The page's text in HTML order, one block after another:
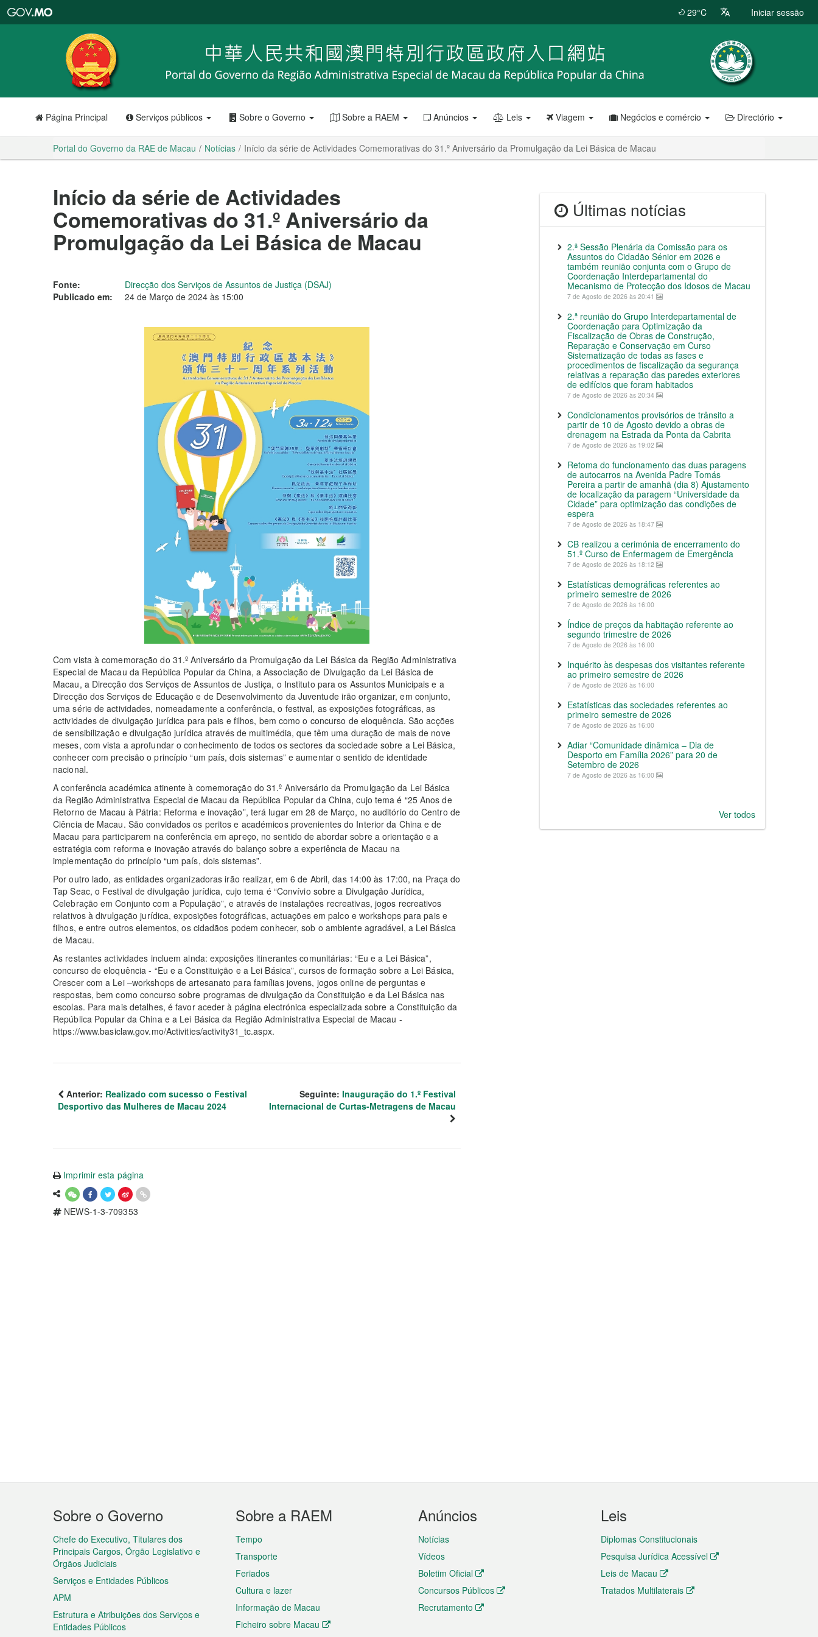
RAE
de
Macau
29°C Iniciar sessão
Página Principal Serviços públicos Sobre o Governo Sobre a RAEM Anúncios Leis Viagem Negócios e comércio Directório
Portal do Governo da RAE de Macau Notícias Início da série de Actividades Comemorativas do 31.º Aniversário da Promulgação da Lei Básica de Macau
Início da série de Actividades
Comemorativas do 31.º Aniversário da
Promulgação da Lei Básica de Macau
Fonte:
Direcção dos Serviços de Assuntos de Justiça (DSAJ)
Publicado em:
24 de Março de 2024 às 15:00
Com vista à comemoração do 31.º Aniversário da Promulgação da Lei Básica da Região Administrativa
Especial de Macau da República Popular da China, a Associação de Divulgação da Lei Básica de
Macau, a Direcção dos Serviços de Assuntos de Justiça, o Instituto para os Assuntos Municipais e a
Direcção dos Serviços de Educação e de Desenvolvimento da Juventude irão organizar, em conjunto,
uma série de actividades, nomeadamente a conferência, o festival, as exposições fotográficas, as
actividades de divulgação jurídica para pais e filhos, bem como o concurso de eloquência. São acções
de sensibilização e divulgação jurídica através de multimédia, que têm uma duração de mais de nove
meses, com vista a aprofundar o conhecimento de todos os sectores da sociedade sobre a Lei Básica,
conhecer com precisão o princípio “um país, dois sistemas” e aumentar o sentido de identidade
nacional.
A conferência académica atinente à comemoração do 31.º Aniversário da Promulgação da Lei Básica
da Região Administrativa Especial de Macau da República Popular da China, cujo tema é “25 Anos de
Retorno de Macau à Pátria: Reforma e inovação”, terá lugar em 28 de Março, no auditório do Centro de
Ciência de Macau. São convidados os peritos e académicos provenientes do Interior da China e de
Macau para participarem na conferência em apreço, no sentido de abordar sobre a orientação e a
estratégia com reforma e inovação através do balanço sobre a experiência de Macau na
implementação do princípio “um país, dois sistemas”.
Por outro lado, as entidades organizadoras irão realizar, em 6 de Abril, das 14:00 às 17:00, na Praça do
Tap Seac, o Festival de divulgação jurídica, cujo tema é “Convívio sobre a Divulgação Jurídica,
Celebração em Conjunto com a População”, e através de instalações recreativas, jogos recreativos
relativos à divulgação jurídica, exposições fotográficas, actuações em palco e workshops para pais e
filhos, e entre outros elementos, os cidadãos podem conhecer, sob o ambiente agradável, a Lei Básica
de Macau.
As restantes actividades incluem ainda: exposições itinerantes comunitárias: “Eu e a Lei Básica”,
concurso de eloquência - “Eu e a Constituição e a Lei Básica”, cursos de formação sobre a Lei Básica,
Crescer com a Lei –workshops de artesanato para famílias jovens, jogos online de perguntas e
respostas, bem como concurso sobre programas de divulgação da Constituição e da Lei Básica nas
escolas. Para mais detalhes, é favor aceder à página electrónica especializada sobre a Constituição da
República Popular da China e a Lei Básica da Região Administrativa Especial de Macau -
https://www.basiclaw.gov.mo/Activities/activity31_tc.aspx.
Anterior: Realizado com sucesso o Festival
Desportivo das Mulheres de Macau 2024
Seguinte: Inauguração do 1.º Festival
Internacional de Curtas-Metragens de Macau
Imprimir esta página
NEWS-1-3-709353
Últimas notícias
2.ª Sessão Plenária da Comissão para os
Assuntos do Cidadão Sénior em 2026 e
também reunião conjunta com o Grupo de
Coordenação Interdepartamental do
Mecanismo de Protecção dos Idosos de Macau
7 de Agosto de 2026 às 20:41
2.ª reunião do Grupo Interdepartamental de
Coordenação para Optimização da
Fiscalização de Obras de Construção,
Reparação e Conservação em Curso
Sistematização de todas as fases e
procedimentos de fiscalização da segurança
relativas a reparação das paredes exteriores
de edifícios que foram habitados
7 de Agosto de 2026 às 20:34
Condicionamentos provisórios de trânsito a
partir de 10 de Agosto devido a obras de
drenagem na Estrada da Ponta da Cabrita
7 de Agosto de 2026 às 19:02
Retoma do funcionamento das duas paragens
de autocarros na Avenida Padre Tomás
Pereira a partir de amanhã (dia 8) Ajustamento
de localização da paragem “Universidade da
Cidade” para optimização das condições de
espera
7 de Agosto de 2026 às 18:47
CB realizou a cerimónia de encerramento do
51.º Curso de Enfermagem de Emergência
7 de Agosto de 2026 às 18:12
Estatísticas demográficas referentes ao
primeiro semestre de 2026
7 de Agosto de 2026 às 16:00
Índice de preços da habitação referente ao
segundo trimestre de 2026
7 de Agosto de 2026 às 16:00
Inquérito às despesas dos visitantes referente
ao primeiro semestre de 2026
7 de Agosto de 2026 às 16:00
Estatísticas das sociedades referentes ao
primeiro semestre de 2026
7 de Agosto de 2026 às 16:00
Adiar “Comunidade dinâmica – Dia de
Desporto em Família 2026” para 20 de
Setembro de 2026
7 de Agosto de 2026 às 16:00
Ver todos
Menu
do
rodapé
Sobre o Governo
Chefe do Executivo, Titulares dos
Principais Cargos, Órgão Legislativo e
Órgãos Judiciais
Serviços e Entidades Públicos
APM
Estrutura e Atribuições dos Serviços e
Entidades Públicos
Sobre a RAEM
Tempo
Transporte
Feriados
Cultura e lazer
Informação de Macau
Ficheiro sobre Macau
Anúncios
Notícias
Vídeos
Boletim Oficial
Concursos Públicos
Recrutamento
Leis
Diplomas Constitucionais
Pesquisa Jurídica Acessível
Leis de Macau
Tratados Multilaterais